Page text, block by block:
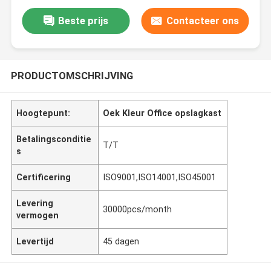
Beste prijs Contacteer ons
PRODUCTOMSCHRIJVING
Hoogtepunt: Oek Kleur Office opslagkast
Betalingsconditie
s
T/T
Certificering ISO9001,ISO14001,ISO45001
Levering
vermogen
30000pcs/month
Levertijd 45 dagen